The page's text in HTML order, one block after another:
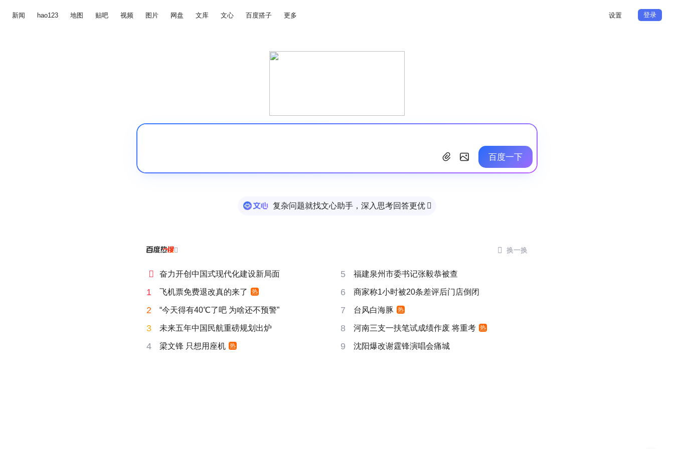
新闻 hao123 地图 贴吧 视频 图片 网盘 文库 文心 百度搭子 更多 设置 登录
百度一下
复杂问题就找文心助手，深入思考回答更优 
  换一换
 奋力开创中国式现代化建设新局面 5 福建泉州市委书记张毅恭被查
1 飞机票免费退改真的来了 热 6 商家称1小时被20条差评后门店倒闭
2 “今天得有40℃了吧 为啥还不预警” 7 台风白海豚 热
3 未来五年中国民航重磅规划出炉 8 河南三支一扶笔试成绩作废 将重考 热
4 梁文锋 只想用座机 热 9 沈阳爆改谢霆锋演唱会痛城